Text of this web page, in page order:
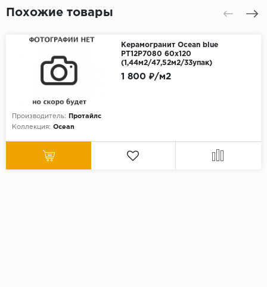
Похожие товары
Керамогранит Ocean blue
PT12P7080 60х120
(1,44м2/47,52м2/33упак)
Производитель:
Протайлс
Коллекция: Ocean
1 800 ₽/м2